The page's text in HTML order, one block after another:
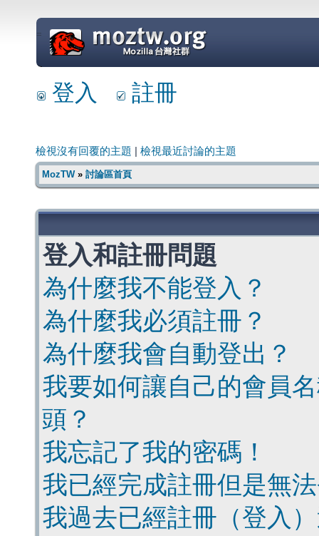
=
登入 註冊
檢視沒有回覆的主題 檢視最近討論的主題
MozTW» 討論區首頁
登入和註冊問題
為什麼我不能登入？
為什麼我必須註冊？
為什麼我會自動登出？
我要如何讓自己的會員
頭？
我忘記了我的密碼！
我已經完成註冊但是無
我過去已經註冊（登入